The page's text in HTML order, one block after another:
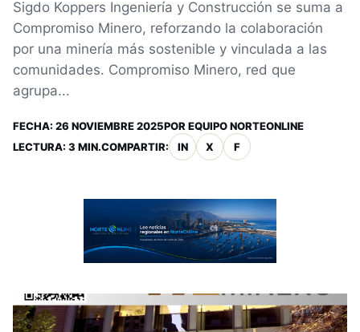
Sigdo Koppers Ingeniería y Construcción se suma a
Compromiso Minero, reforzando la colaboración
por una minería más sostenible y vinculada a las
comunidades. Compromiso Minero, red que
agrupa...
FECHA: 26 NOVIEMBRE 2025POR EQUIPO NORTEONLINE
LECTURA: 3 MIN.COMPARTIR: IN X F